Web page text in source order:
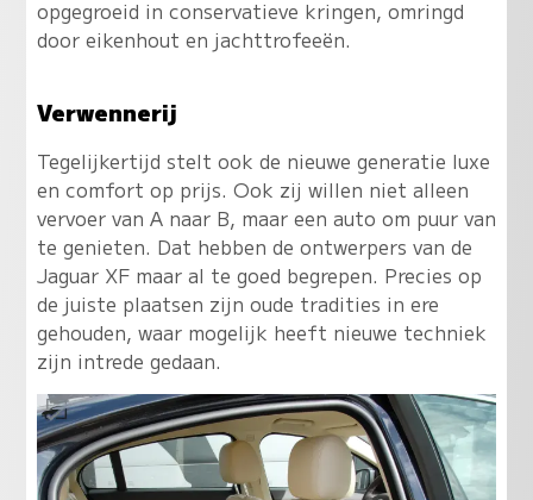
opgegroeid in conservatieve kringen, omringd
door eikenhout en jachttrofeeën.
Verwennerij
Tegelijkertijd stelt ook de nieuwe generatie luxe
en comfort op prijs. Ook zij willen niet alleen
vervoer van A naar B, maar een auto om puur van
te genieten. Dat hebben de ontwerpers van de
Jaguar XF maar al te goed begrepen. Precies op
de juiste plaatsen zijn oude tradities in ere
gehouden, waar mogelijk heeft nieuwe techniek
zijn intrede gedaan.